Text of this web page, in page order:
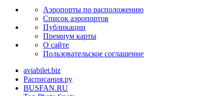
Аэропорты по расположению
Список аэропортов
Публикации
Премиум карты
О сайте
Пользовательское соглашение
aviabilet.biz
Расписания.ру
BUSFAN.RU